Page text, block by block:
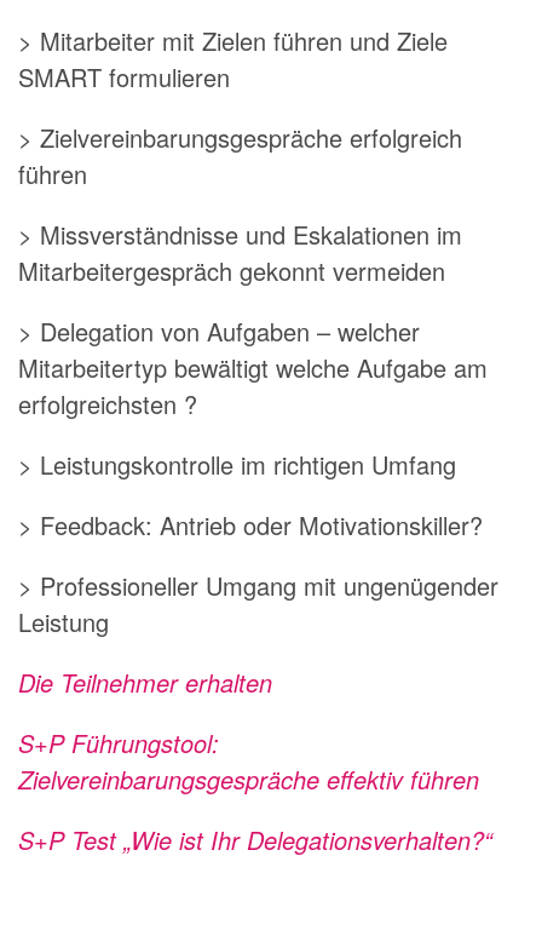
> Mitarbeiter mit Zielen führen und Ziele
SMART formulieren
> Zielvereinbarungsgespräche erfolgreich
führen
> Missverständnisse und Eskalationen im
Mitarbeitergespräch gekonnt vermeiden
> Delegation von Aufgaben – welcher
Mitarbeitertyp bewältigt welche Aufgabe am
erfolgreichsten ?
> Leistungskontrolle im richtigen Umfang
> Feedback: Antrieb oder Motivationskiller?
> Professioneller Umgang mit ungenügender
Leistung
Die Teilnehmer erhalten
S+P Führungstool:
Zielvereinbarungsgespräche effektiv führen
S+P Test „Wie ist Ihr Delegationsverhalten?“